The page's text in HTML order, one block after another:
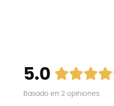
5.0
Basado en 2 opiniones